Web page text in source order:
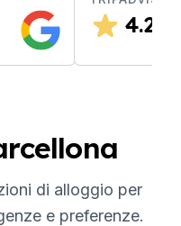
4.2
di alloggio per
e preferenze.